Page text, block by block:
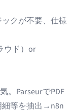
クが不要、仕様
ウド）or
。ParseurでPDF
細等を抽出→n8n